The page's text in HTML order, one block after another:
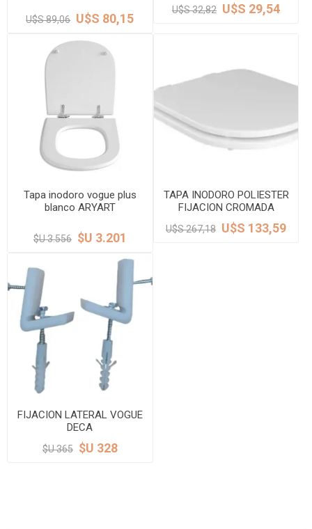
U$S 89,06 U$S 80,15
U$S 32,82 U$S 29,54
Tapa inodoro vogue plus
blanco ARYART
$U 3.556 $U 3.201
TAPA INODORO POLIESTER
FIJACION CROMADA
VOGUE PLUS DECA
U$S 267,18 U$S 133,59
FIJACION LATERAL VOGUE
DECA
$U 365 $U 328